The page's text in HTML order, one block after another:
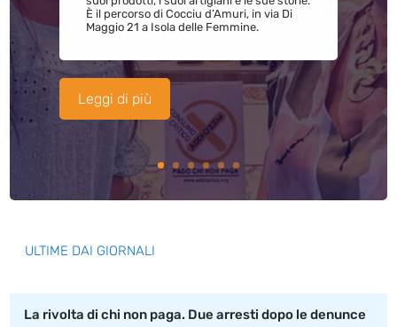
È il percorso di Cocciu d’Amuri, in via Di
Maggio 21 a Isola delle Femmine.
Leggi di più
ULTIME DAI GIORNALI
La rivolta di chi non paga. Due arresti dopo le denunce